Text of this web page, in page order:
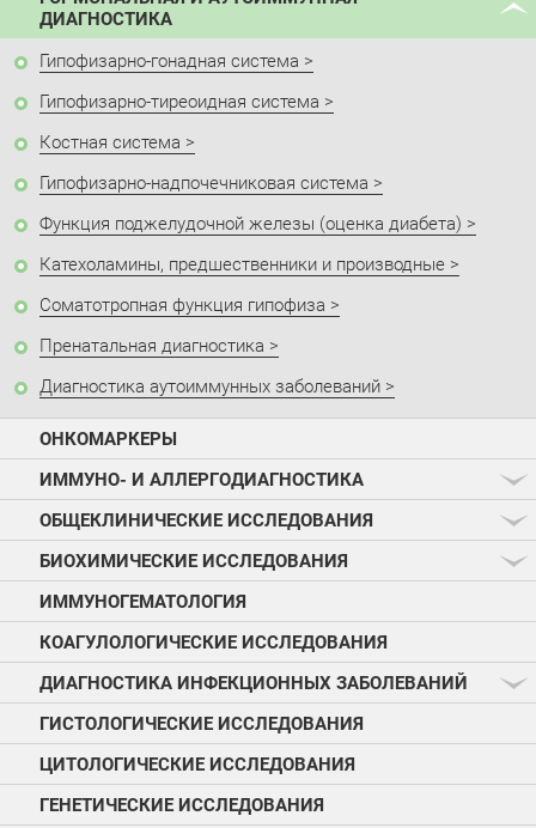
ДИАГНОСТИКА
Гипофизарно-гонадная система
Гипофизарно-тиреоидная система
Костная система
Гипофизарно-надпочечниковая система
Функция поджелудочной железы (оценка диабета)
Катехоламины, предшественники и производные
Соматотропная функция гипофиза
Пренатальная диагностика
Диагностика аутоиммунных заболеваний
ОНКОМАРКЕРЫ
ИММУНО- И АЛЛЕРГОДИАГНОСТИКА
ОБЩЕКЛИНИЧЕСКИЕ ИССЛЕДОВАНИЯ
БИОХИМИЧЕСКИЕ ИССЛЕДОВАНИЯ
ИММУНОГЕМАТОЛОГИЯ
КОАГУЛОЛОГИЧЕСКИЕ ИССЛЕДОВАНИЯ
ДИАГНОСТИКА ИНФЕКЦИОННЫХ ЗАБОЛЕВАНИЙ
ГИСТОЛОГИЧЕСКИЕ ИССЛЕДОВАНИЯ
ЦИТОЛОГИЧЕСКИЕ ИССЛЕДОВАНИЯ
ГЕНЕТИЧЕСКИЕ ИССЛЕДОВАНИЯ